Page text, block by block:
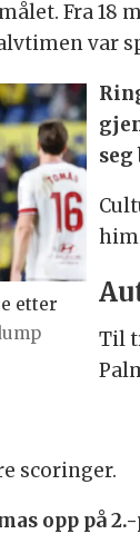
Fra 18
var
etter
Til
scoringer.
opp på